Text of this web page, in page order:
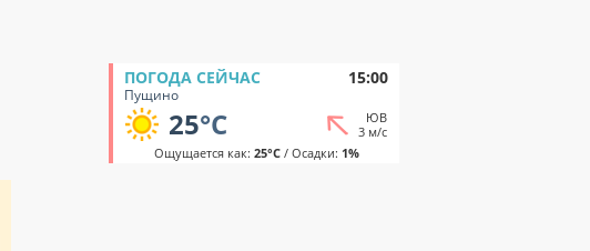
ПОГОДА СЕЙЧАС 15:00
Пущино
25°C
ЮВ
3 м/с
Ощущается как: 25°C/ Осадки: 1%